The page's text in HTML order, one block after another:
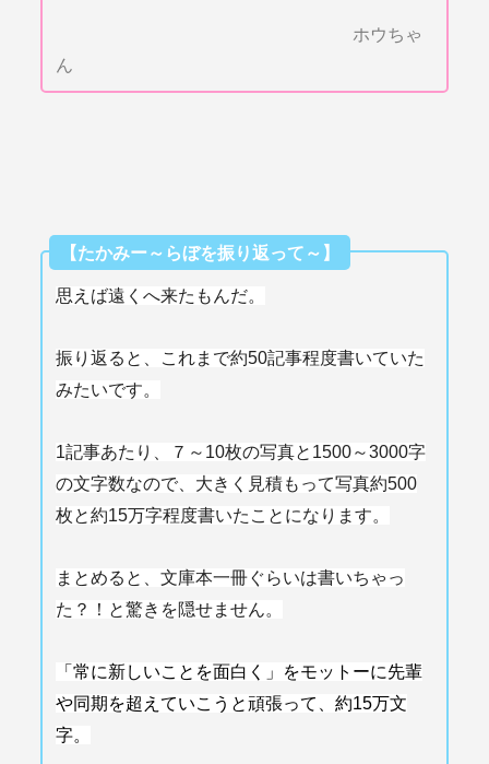
ホウちゃ
ん
【たかみー～らぼを振り返って～】
思えば遠くへ来たもんだ。
振り返ると、これまで約50記事程度書いていた
みたいです。
1記事あたり、７～10枚の写真と1500～3000字
の文字数なので、 大きく見積もって写真約500
枚と約15万字程度書いたことにな ります。
まとめると、文庫本一冊ぐらいは書いちゃっ
た？！ と驚きを隠せません。
「常に新しいことを面白く」 をモットーに先輩
や同期を超えていこうと頑張って、約15万文
字。